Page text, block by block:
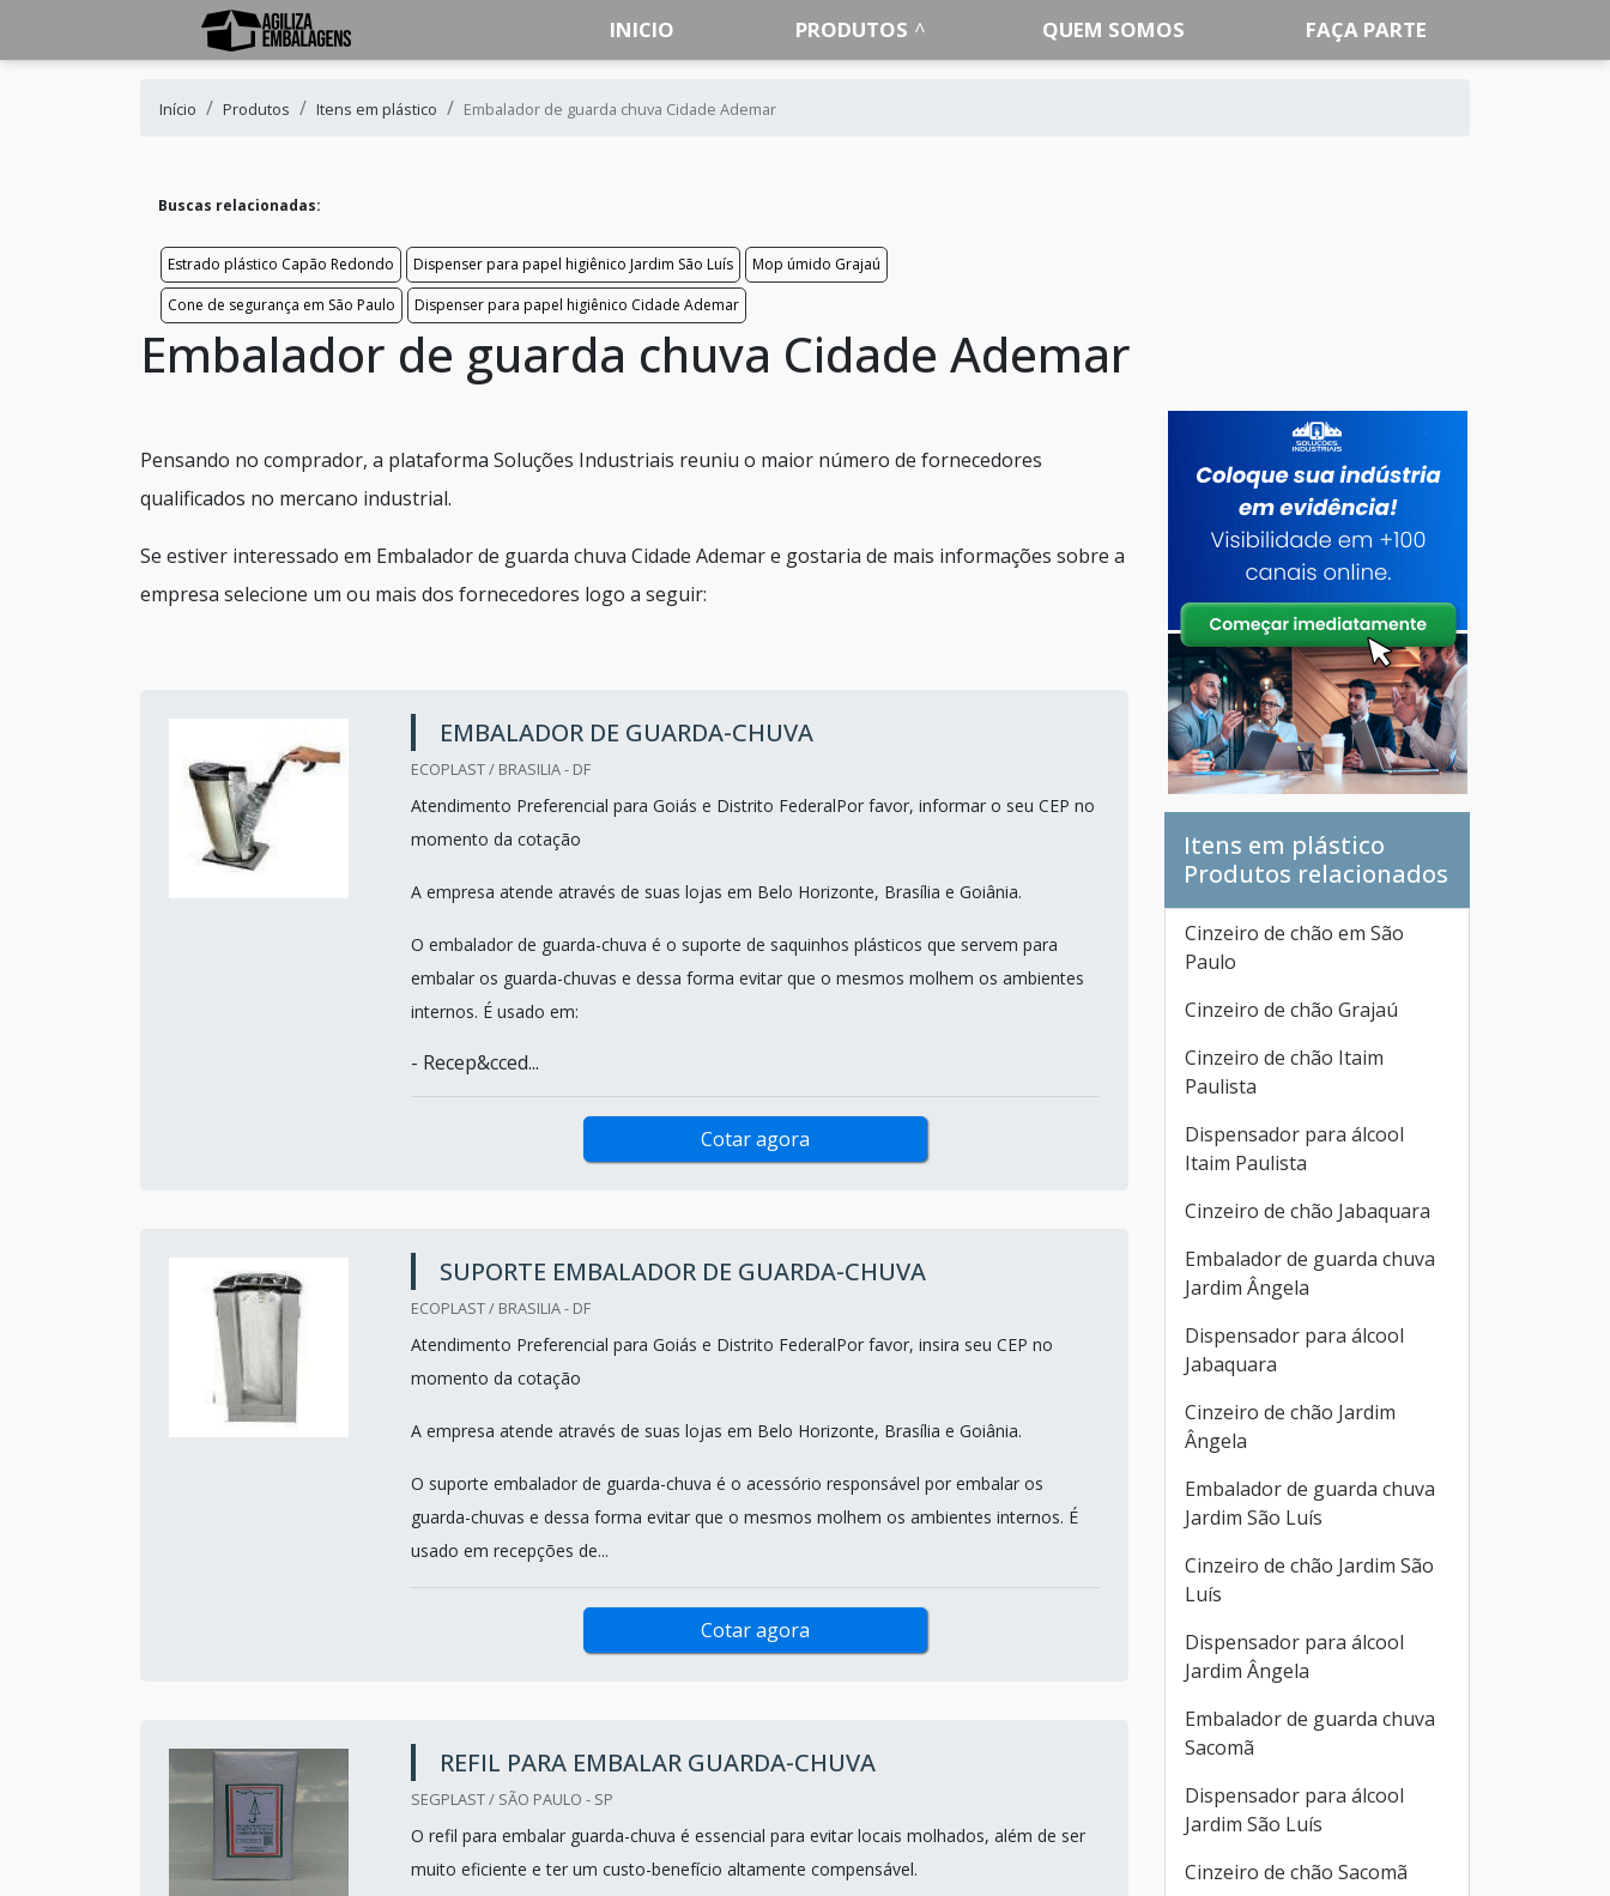
INICIO PRODUTOS QUEM SOMOS FAÇA PARTE
Início Produtos Itens em plástico Embalador de guarda chuva Cidade Ademar
Buscas relacionadas:
Estrado plástico Capão Redondo Dispenser para papel higiênico Jardim São Luís
Mop úmido Grajaú
Cone de segurança em São Paulo
Dispenser para papel higiênico Cidade Ademar
Embalador de guarda chuva Cidade Ademar
Pensando no comprador, a plataforma Soluções Industriais reuniu o maior número de fornecedores
qualificados no mercano industrial.
Se estiver interessado em Embalador de guarda chuva Cidade Ademar e gostaria de mais informações sobre a
empresa selecione um ou mais dos fornecedores logo a seguir:
EMBALADOR DE GUARDA-CHUVA
ECOPLAST / BRASILIA - DF
Atendimento Preferencial para Goiás e Distrito FederalPor favor, informar o seu CEP no
momento da cotação
A empresa atende através de suas lojas em Belo Horizonte, Brasília e Goiânia.
O embalador de guarda-chuva é o suporte de saquinhos plásticos que servem para
embalar os guarda-chuvas e dessa forma evitar que o mesmos molhem os ambientes
internos. É usado em:
- Recep&cced...
Cotar agora
SUPORTE EMBALADOR DE GUARDA-CHUVA
ECOPLAST / BRASILIA - DF
Atendimento Preferencial para Goiás e Distrito FederalPor favor, insira seu CEP no
momento da cotação
A empresa atende através de suas lojas em Belo Horizonte, Brasília e Goiânia.
O suporte embalador de guarda-chuva é o acessório responsável por embalar os
guarda-chuvas e dessa forma evitar que o mesmos molhem os ambientes internos. É
usado em recepções de...
Cotar agora
REFIL PARA EMBALAR GUARDA-CHUVA
SEGPLAST / SÃO PAULO - SP
O refil para embalar guarda-chuva é essencial para evitar locais molhados, além de ser
muito eficiente e ter um custo-benefício altamente compensável.
Itens em plástico
Produtos relacionados
Cinzeiro de chão em São
Paulo
Cinzeiro de chão Grajaú
Cinzeiro de chão Itaim
Paulista
Dispensador para álcool
Itaim Paulista
Cinzeiro de chão Jabaquara
Embalador de guarda chuva
Jardim Ângela
Dispensador para álcool
Jabaquara
Cinzeiro de chão Jardim
Ângela
Embalador de guarda chuva
Jardim São Luís
Cinzeiro de chão Jardim São
Luís
Dispensador para álcool
Jardim Ângela
Embalador de guarda chuva
Sacomã
Dispensador para álcool
Jardim São Luís
Cinzeiro de chão Sacomã